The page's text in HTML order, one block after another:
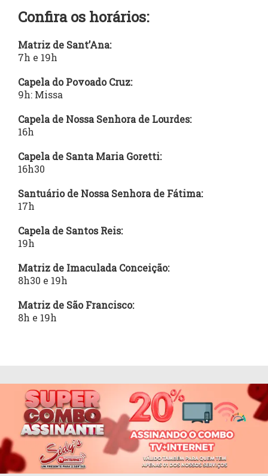
Confira os horários:
Matriz de Sant’Ana:
7h e 19h
Capela do Povoado Cruz:
9h: Missa
Capela de Nossa Senhora de Lourdes:
16h
Capela de Santa Maria Goretti:
16h30
Santuário de Nossa Senhora de Fátima:
17h
Capela de Santos Reis:
19h
Matriz de Imaculada Conceição:
8h30 e 19h
Matriz de São Francisco:
8h e 19h